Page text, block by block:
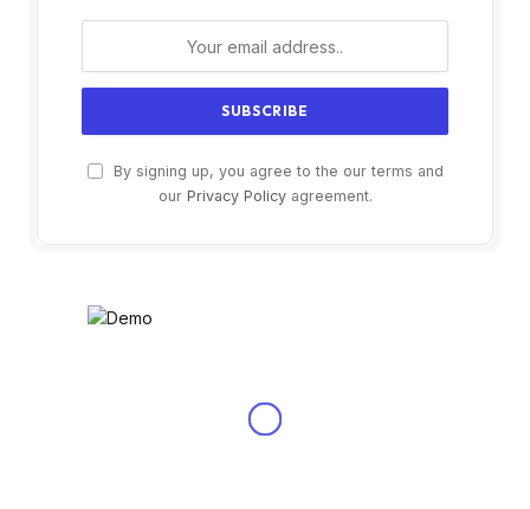
By signing up, you agree to the our terms and
our Privacy Policyagreement.